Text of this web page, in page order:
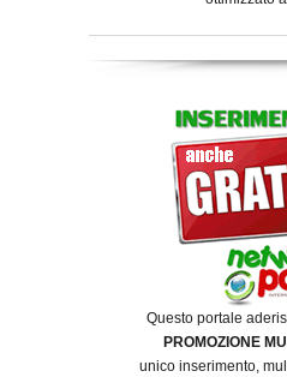
Questo portale
PROMOZIONE
unico inserimento,